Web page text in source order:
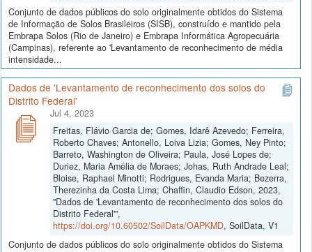
Conjunto de dados públicos do solo originalmente obtidos do Sistema
de Informação de Solos Brasileiros (SISB), construído e mantido pela
Embrapa Solos (Rio de Janeiro) e Embrapa Informática Agropecuária
(Campinas), referente ao 'Levantamento de reconhecimento de média
intensidade...
Dados de 'Levantamento de reconhecimento dos solos do
Distrito Federal'
Jul 4, 2023
Freitas, Flávio Garcia de; Gomes, Idarê Azevedo; Ferreira,
Roberto Chaves; Antonello, Loiva Lizia; Gomes, Ney Pinto;
Barreto, Washington de Oliveira; Paula, José Lopes de;
Duriez, Maria Amélia de Moraes; Johas, Ruth Andrade Leal;
Bloise, Raphael Minotti; Rodrigues, Evanda Maria; Bezerra,
Therezinha da Costa Lima; Chaffin, Claudio Edson, 2023,
"Dados de 'Levantamento de reconhecimento dos solos do
Distrito Federal'",
https://doi.org/10.60502/SoilData/OAPKMD, SoilData, V1
Conjunto de dados públicos do solo originalmente obtidos do Sistema